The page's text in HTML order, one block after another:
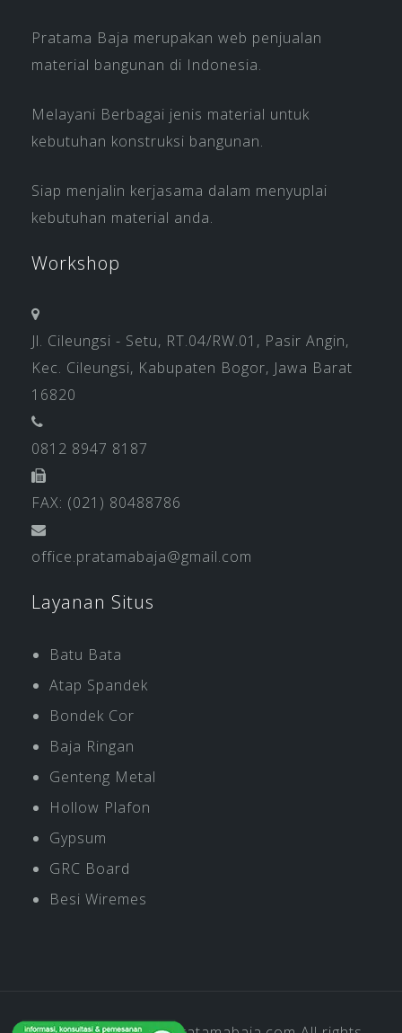
Pratama Baja merupakan web penjualan
material bangunan di Indonesia.
Melayani Berbagai jenis material untuk
kebutuhan konstruksi bangunan.
Siap menjalin kerjasama dalam menyuplai
kebutuhan material anda.
Workshop
Jl. Cileungsi - Setu, RT.04/RW.01, Pasir Angin,
Kec. Cileungsi, Kabupaten Bogor, Jawa Barat
16820
0812 8947 8187
FAX: (021) 80488786
office.pratamabaja@gmail.com
Layanan Situs
Batu Bata
Atap Spandek
Bondek Cor
Baja Ringan
Genteng Metal
Hollow Plafon
Gypsum
GRC Board
Besi Wiremes